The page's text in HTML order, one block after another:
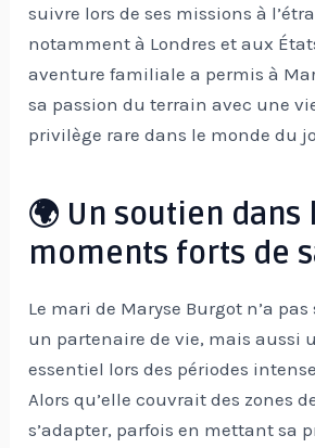
suivre lors de ses missions à
notamment à Londres et aux
aventure familiale a permis à
sa passion du terrain avec une
privilège rare dans le monde du
🌍 Un soutien dans
moments forts de
Le mari de Maryse Burgot n’a
un partenaire de vie, mais aussi
essentiel lors des périodes
Alors qu’elle couvrait des zones
s’adapter, parfois en mettant sa